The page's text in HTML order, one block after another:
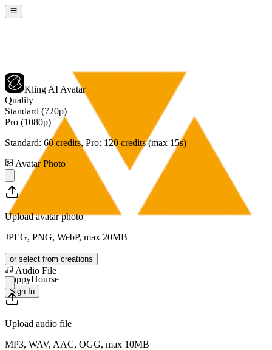
HappyHourse
Sign In
Kling AI Avatar
Quality
Standard (720p)
Pro (1080p)
Standard: 60 credits, Pro: 120 credits (max 15s)
Avatar Photo
Upload avatar photo
JPEG, PNG, WebP, max 20MB
or select from creations
Audio File
Upload audio file
MP3, WAV, AAC, OGG, max 10MB